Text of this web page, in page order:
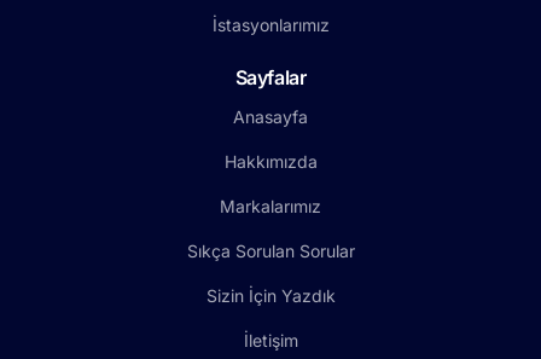
İstasyonlarımız
Sayfalar
Anasayfa
Hakkımızda
Markalarımız
Sıkça Sorulan Sorular
Sizin İçin Yazdık
İletişim